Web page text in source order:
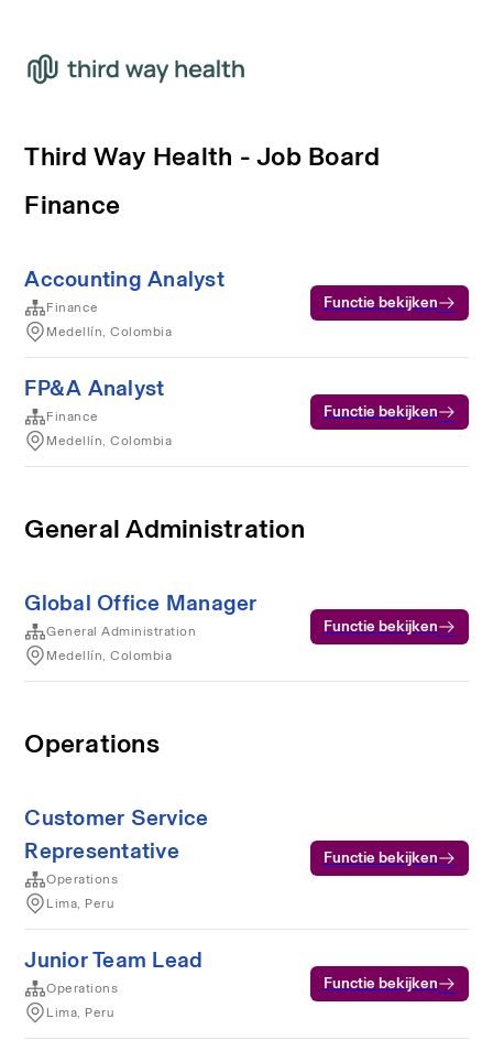
Third Way Health - Job Board
Finance
Accounting Analyst
Finance
Medellín, Colombia
Functie bekijken
FP&A Analyst
Finance
Medellín, Colombia
Functie bekijken
General Administration
Global Office Manager
General Administration
Medellín, Colombia
Functie bekijken
Operations
Customer Service
Representative
Operations
Lima, Peru
Functie bekijken
Junior Team Lead
Operations
Lima, Peru
Functie bekijken